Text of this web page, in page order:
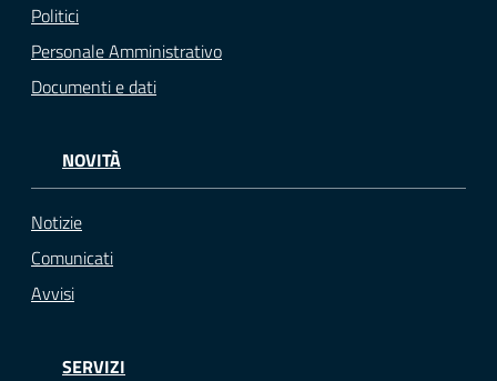
Politici
Personale Amministrativo
Documenti e dati
NOVITÀ
Notizie
Comunicati
Avvisi
SERVIZI